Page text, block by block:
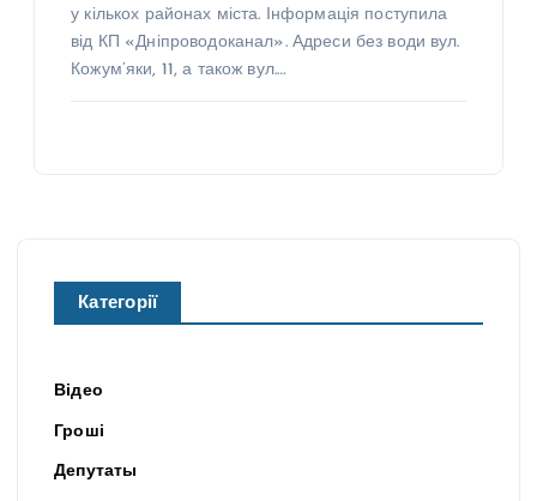
у кількох районах міста. Інформація поступила
від КП «Дніпроводоканал». Адреси без води вул.
Кожум’яки, 11, а також вул.…
Категорії
Відео
Гроші
Депутаты